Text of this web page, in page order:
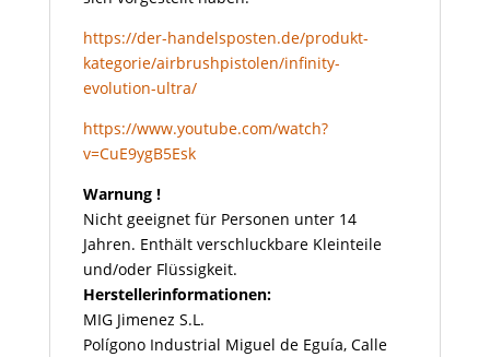
https://der-handelsposten.de/produkt-
kategorie/airbrushpistolen/infinity-
evolution-ultra/
https://www.youtube.com/watch?
v=CuE9ygB5Esk
Warnung !
Nicht geeignet für Personen unter 14
Jahren. Enthält verschluckbare Kleinteile
und/oder Flüssigkeit.
Herstellerinformationen:
MIG Jimenez S.L.
Polígono Industrial Miguel de Eguía, Calle